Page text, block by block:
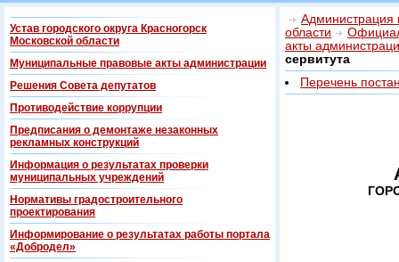
Устав городского округа Красногорск
Московской области
Муниципальные правовые акты администрации
Решения Совета депутатов
Противодействие коррупции
Предписания о демонтаже незаконных
рекламных конструкций
Информация о результатах проверки
муниципальных учреждений
Нормативы градостроительного
проектирования
Информирование о результатах работы портала
«Добродел»
Администрация
области
акты
сервитута
Перечень